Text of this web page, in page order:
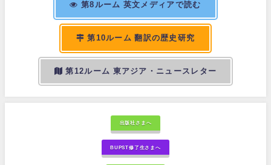
第8ルーム 英文メディアで読む
第10ルーム 翻訳の歴史研究
第12ルーム 東アジア・ニュースレター
出版社さまへ
BUPST修了生さまへ